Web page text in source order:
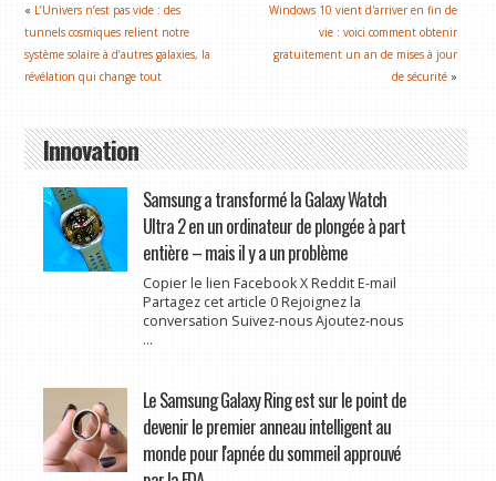
« L’Univers n’est pas vide : des
tunnels cosmiques relient notre
système solaire à d’autres galaxies, la
révélation qui change tout
Windows 10 vient d'arriver en fin de
vie : voici comment obtenir
gratuitement un an de mises à jour
de sécurité »
Innovation
Samsung a transformé la Galaxy Watch
Ultra 2 en un ordinateur de plongée à part
entière – mais il y a un problème
Copier le lien Facebook X Reddit E-mail
Partagez cet article 0 Rejoignez la
conversation Suivez-nous Ajoutez-nous
...
Le Samsung Galaxy Ring est sur le point de
devenir le premier anneau intelligent au
monde pour l'apnée du sommeil approuvé